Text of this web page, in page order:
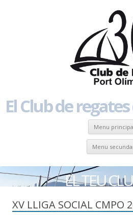
El Club de
Menu
Menu
EL TEU
XV LLIGA SOCIAL CMPO